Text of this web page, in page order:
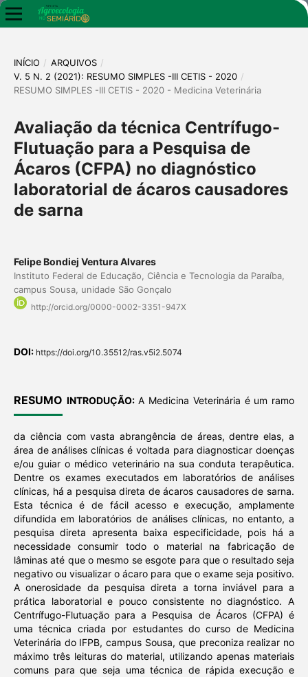
INÍCIO / ARQUIVOS /
V. 5 N. 2 (2021): RESUMO SIMPLES -III CETIS - 2020 /
RESUMO SIMPLES -III CETIS - 2020 - Medicina Veterinária
Avaliação da técnica Centrífugo-
Flutuação para a Pesquisa de
Ácaros (CFPA) no diagnóstico
laboratorial de ácaros causadores
de sarna
Felipe Bondiej Ventura Alvares
Instituto Federal de Educação, Ciência e Tecnologia da Paraíba,
campus Sousa, unidade São Gonçalo
http://orcid.org/0000-0002-3351-947X
DOI: https://doi.org/10.35512/ras.v5i2.5074
RESUMO INTRODUÇÃO:A Medicina Veterinária é um ramo
da ciência com vasta abrangência de áreas, dentre elas, a
área de análises clínicas é voltada para diagnosticar doenças
e/ou guiar o médico veterinário na sua conduta terapêutica.
Dentre os exames executados em laboratórios de análises
clínicas, há a pesquisa direta de ácaros causadores de sarna.
Esta técnica é de fácil acesso e execução, amplamente
difundida em laboratórios de análises clínicas, no entanto, a
pesquisa direta apresenta baixa especificidade, pois há a
necessidade consumir todo o material na fabricação de
lâminas até que o mesmo se esgote para que o resultado seja
negativo ou visualizar o ácaro para que o exame seja positivo.
A onerosidade da pesquisa direta a torna inviável para a
prática laboratorial e pouco consistente no diagnóstico. A
Centrífugo-Flutuação para a Pesquisa de Ácaros (CFPA) é
uma técnica criada por estudantes do curso de Medicina
Veterinária do IFPB, campus Sousa, que preconiza realizar no
máximo três leituras do material, utilizando apenas materiais
comuns para que seja uma técnica de rápida execução e